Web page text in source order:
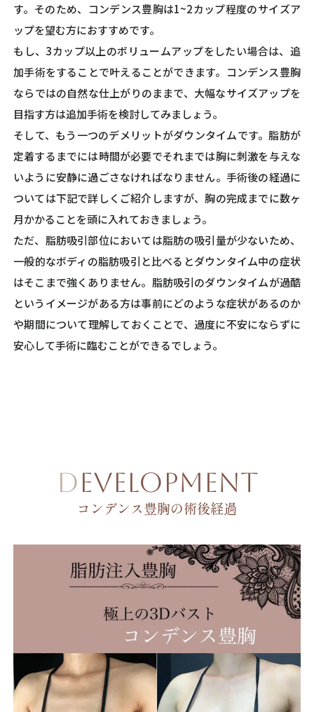
す。そのため、コンデンス豊胸は1~2カップ程度のサイズア
ップを望む方におすすめです。
もし、3カップ以上のボリュームアップをしたい場合は、追
加手術をすることで叶えることができます。コンデンス豊胸
ならではの自然な仕上がりのままで、大幅なサイズアップを
目指す方は追加手術を検討してみましょう。
そして、もう一つのデメリットがダウンタイムです。脂肪が
定着するまでには時間が必要でそれまでは胸に刺激を与えな
いように安静に過ごさなければなりません。手術後の経過に
ついては下記で詳しくご紹介しますが、胸の完成までに数ヶ
月かかることを頭に入れておきましょう。
ただ、脂肪吸引部位においては脂肪の吸引量が少ないため、
一般的なボディの脂肪吸引と比べるとダウンタイム中の症状
はそこまで強くありません。脂肪吸引のダウンタイムが過酷
というイメージがある方は事前にどのような症状があるのか
や期間について理解しておくことで、過度に不安にならずに
安心して手術に臨むことができるでしょう。
DEVELOPMENT
コンデンス豊胸の術後経過